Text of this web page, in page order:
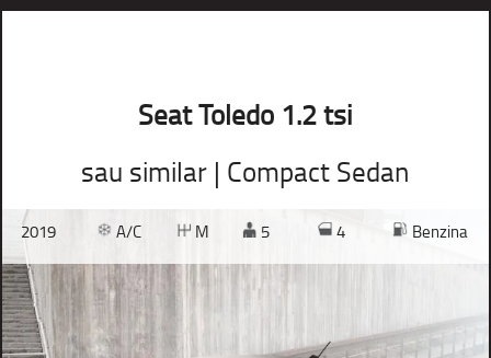
Seat Toledo 1.2 tsi
sau similar | Compact Sedan
2019 A/C M 5 4 Benzina